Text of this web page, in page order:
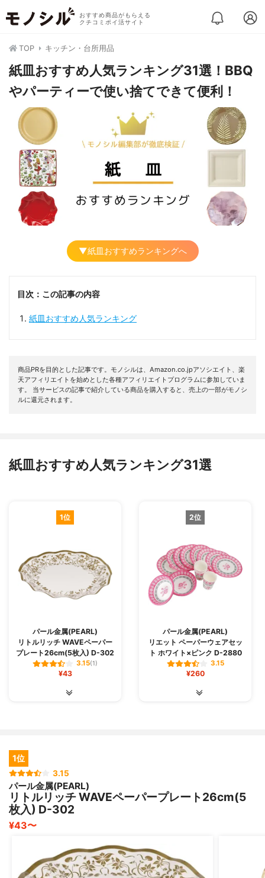
おすすめ商品がもらえる
クチコミポイ活サイト
TOP キッチン・台所用品
紙皿おすすめ人気ランキング31選！BBQ
やパーティーで使い捨てできて便利！
▼紙皿おすすめランキングへ
目次：この記事の内容
紙皿おすすめ人気ランキング
商品PRを目的とした記事です。モノシルは、Amazon.co.jpアソシエイト、楽
天アフィリエイトを始めとした各種アフィリエイトプログラムに参加していま
す。 当サービスの記事で紹介している商品を購入すると、売上の一部がモノシ
ルに還元されます。
紙皿おすすめ人気ランキング31選
1位
パール金属(PEARL)
リトルリッチ WAVEペーパー
プレート26cm(5枚入) D-302
3.15(1)
¥43
2位
パール金属(PEARL)
リエット ペーパーウェアセッ
ト ホワイト×ピンク D-2880
3.15
¥260
1位
3.15
パール金属(PEARL)
リトルリッチ WAVEペーパープレート26cm(5
枚入) D-302
¥43〜